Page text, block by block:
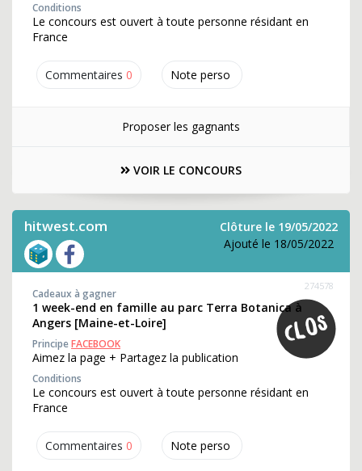
Commentaires 0 Note perso
Conditions
Le concours est ouvert à toute personne résidant en
France
Proposer les gagnants
VOIR LE CONCOURS
hitwest.com
Clôture le 19/05/2022
Ajouté le 18/05/2022
Commentaires 0 Note perso
274578
Cadeaux à gagner
1 week-end en famille au parc Terra Botanica à
Angers [Maine-et-Loire]
PrincipeFACEBOOK
Aimez la page + Partagez la publication
Conditions
Le concours est ouvert à toute personne résidant en
France